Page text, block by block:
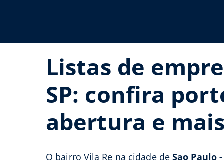
Listas de
SP: confira
abertura e
O bairro Vila Re na cidade de Sao Paulo -